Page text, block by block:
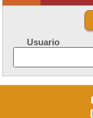
Usuario